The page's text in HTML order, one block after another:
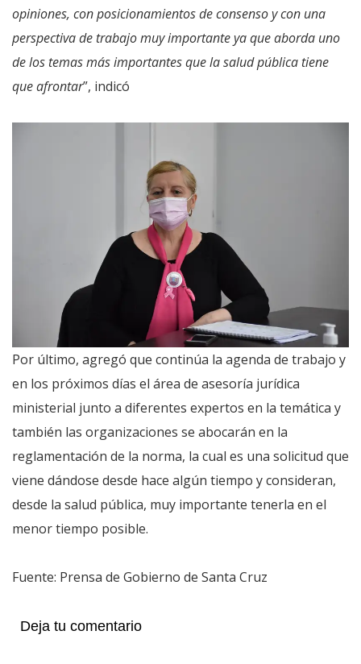
opiniones, con posicionamientos de consenso y con una
perspectiva de trabajo muy importante ya que aborda uno
de los temas más importantes que la salud pública tiene
que afrontar”, indicó
Por último, agregó que continúa la agenda de trabajo y
en los próximos días el área de asesoría jurídica
ministerial junto a diferentes expertos en la temática y
también las organizaciones se abocarán en la
reglamentación de la norma, la cual es una solicitud que
viene dándose desde hace algún tiempo y consideran,
desde la salud pública, muy importante tenerla en el
menor tiempo posible.
Fuente: Prensa de Gobierno de Santa Cruz
Deja tu comentario